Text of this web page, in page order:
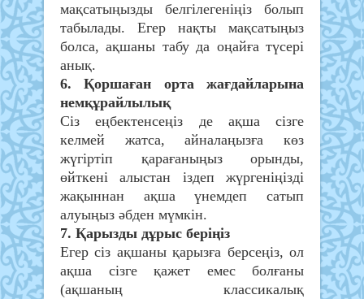
мақсатыңызды белгілегеніңіз болып
табылады. Егер нақты мақсатыңыз
болса, ақшаны табу да оңайға түсері
анық.
6. Қоршаған орта жағдайларына
немқұрайлылық
Сіз еңбектенсеңіз де ақша сізге
келмей жатса, айналаңызға көз
жүгіртіп қарағаныңыз орынды,
өйткені алыстан іздеп жүргеніңізді
жақыннан ақша үнемдеп сатып
алуыңыз әбден мүмкін.
7. Қарызды дұрыс беріңіз
Егер сіз ақшаны қарызға берсеңіз, ол
ақша сізге қажет емес болғаны
(ақшаның классикалық